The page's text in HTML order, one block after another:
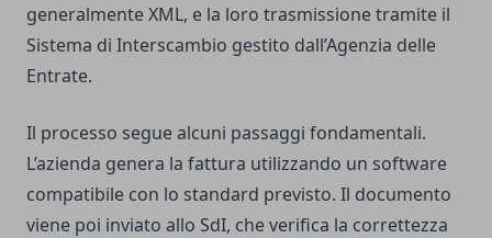
generalmente XML, e la loro trasmissione tramite il
Sistema di Interscambio gestito dall’Agenzia delle
Entrate.
Il processo segue alcuni passaggi fondamentali.
L’azienda genera la fattura utilizzando un software
compatibile con lo standard previsto. Il documento
viene poi inviato allo SdI, che verifica la correttezza